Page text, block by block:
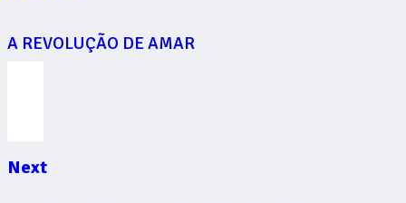
A REVOLUÇÃO DE AMAR
Next